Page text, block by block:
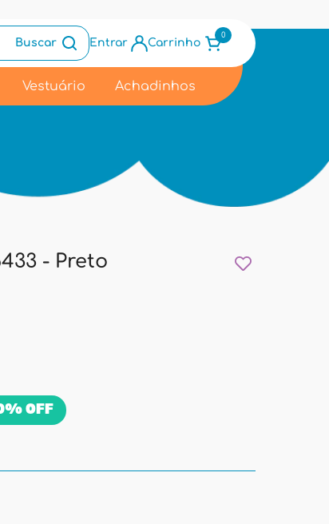
Buscar Entrar Carrinho
0
Vestuário Achadinhos
- Preto
OFF